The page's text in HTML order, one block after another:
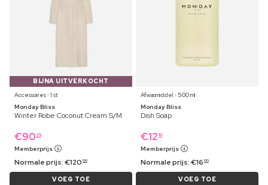
BIJNA UITVERKOCHT
Accessoires ⋅ 1 st
Monday Bliss
Winter Robe Coconut Cream S/M
€90 29
Memberprijs
Normale prijs:€120 00
VOEG TOE
Afwasmiddel ⋅ 500 ml
Monday Bliss
Dish Soap
€12 19
Memberprijs
Normale prijs:€16 00
VOEG TOE